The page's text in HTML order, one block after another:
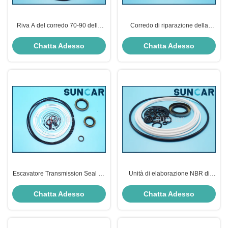
Riva A del corredo 70-90 della
di Kit Rubber della guarnizione
Chatta Adesso
Corredo di riparazione della
D41P-3 D41P-5 D41P-6
Chatta Adesso
Escavatore Transmission Seal Kit
Chatta Adesso
Unità di elaborazione NBR di
dell'escavatore di D20 D21
KOMATSU
Chatta Adesso